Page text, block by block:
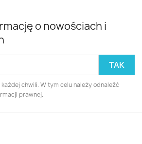
o nowościach i
chwili. W tym celu należy odnaleźć
prawnej.